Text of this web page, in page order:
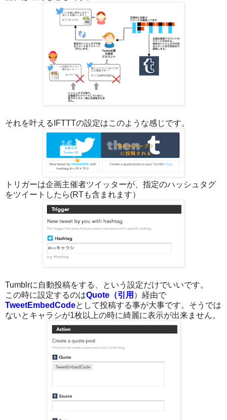
それを叶えるIFTTTの設定はこのような感じです。
トリガーは企画主催者ツイッターが、指定のハッシュタグ
をツイートしたら(RTも含まれます）
Tumblrに自動投稿をする、という設定だけでいいです。
この時に設定するのはQuote（引用 ）経由で
TweetEmbedCodeとして投稿する事が大事です。そうでは
ないとキャラシが1枚以上の時に綺麗に表示が出来ません。